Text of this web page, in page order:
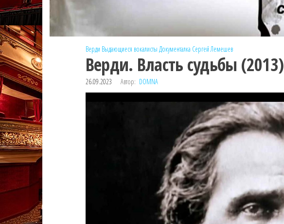
Верди Выдающиеся вокалисты Документалка Сергей Лемешев
Верди. Власть судьбы (2013)
26.09.2023 Автор: DOMNA